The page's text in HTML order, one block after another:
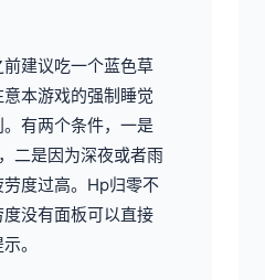
建议吃一个蓝色草
本游戏的强制睡觉
有两个条件，一是
二是因为深夜或者雨
度过高。Hp归零不
没有面板可以直接
。